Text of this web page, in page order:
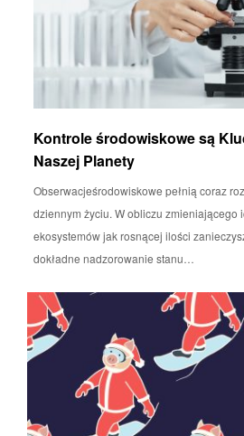
Kontrole środowiskowe są
Naszej Planety
Obserwacjeśrodowiskowe pełnią coraz
dziennym życiu. W obliczu zmieniającego
ekosystemów jak rosnącej ilości
dokładne nadzorowanie stanu…